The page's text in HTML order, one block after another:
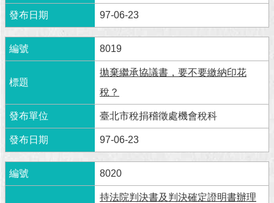
97-06-23
8019
拋棄繼承協議書，要不要繳納印花
稅？
臺北市稅捐稽徵處機會稅科
97-06-23
8020
持法院判決書及判決確定證明書辦理